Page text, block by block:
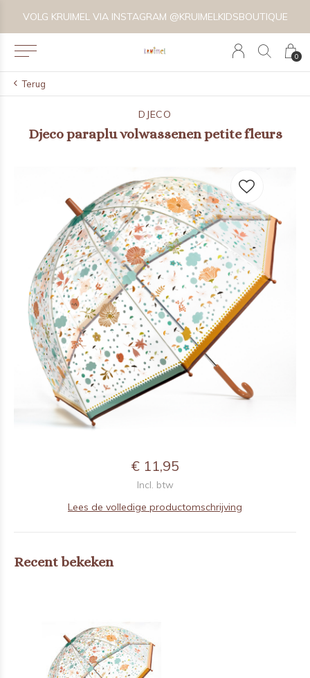
0
VOLG KRUIMEL VIA INSTAGRAM @KRUIMELKIDSBOUTIQUE
Terug
DJECO
Djeco paraplu volwassenen petite fleurs
€ 11,95
Incl. btw
Lees de volledige productomschrijving
Recent bekeken